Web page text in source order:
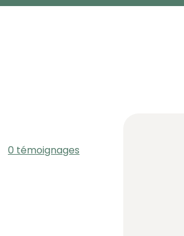
0 témoignages